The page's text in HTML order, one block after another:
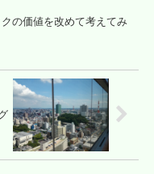
の価値を改めて考えてみ